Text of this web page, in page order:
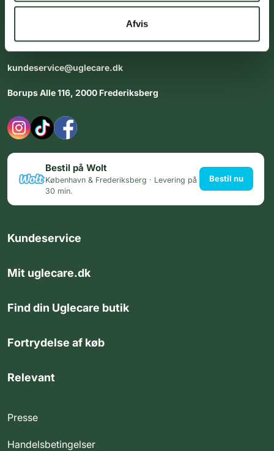
Afvis
dig med personlig rådgiving - alle dage.
Åbningstider i butikken:Alle dage 8:00 - 22:00
kundeservice@uglecare.dk
Borups Alle 116, 2000 Frederiksberg
Bestil på Wolt
København & Frederiksberg · Levering på
30 min.
Bestil nu
Kundeservice
Mit uglecare.dk
Find din Uglecare butik
Fortrydelse af køb
Relevant
Presse
Handelsbetingelser